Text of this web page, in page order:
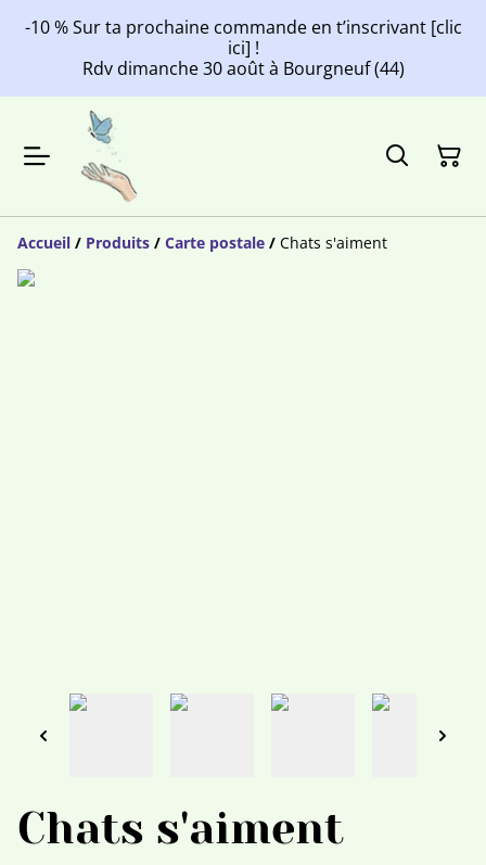
-10 % Sur ta prochaine commande en t’inscrivant [clic
ici] !
Rdv dimanche 30 août à Bourgneuf (44)
Accueil / Produits / Carte postale / Chats s'aiment
Chats s'aiment